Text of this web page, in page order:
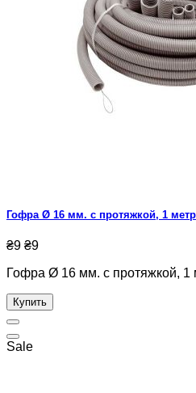
Гофра Ø 16 мм. с протяжкой, 1 метр
₴9 ₴9
Гофра Ø 16 мм. с протяжкой, 1
Купить
Sale